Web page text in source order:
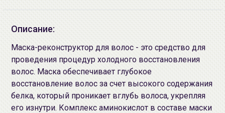
Описание:
Маска-реконструктор для волос - это средство для
проведения процедур холодного восстановления
волос. Маска обеспечивает глубокое
восстановление волос за счет высокого содержания
белка, который проникает вглубь волоса, укрепляя
его изнутри. Комплекс аминокислот в составе маски